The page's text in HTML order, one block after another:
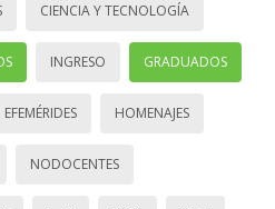
CIENCIA Y TECNOLOGÍA
INGRESO GRADUADOS
EFEMÉRIDES HOMENAJES
NODOCENTES